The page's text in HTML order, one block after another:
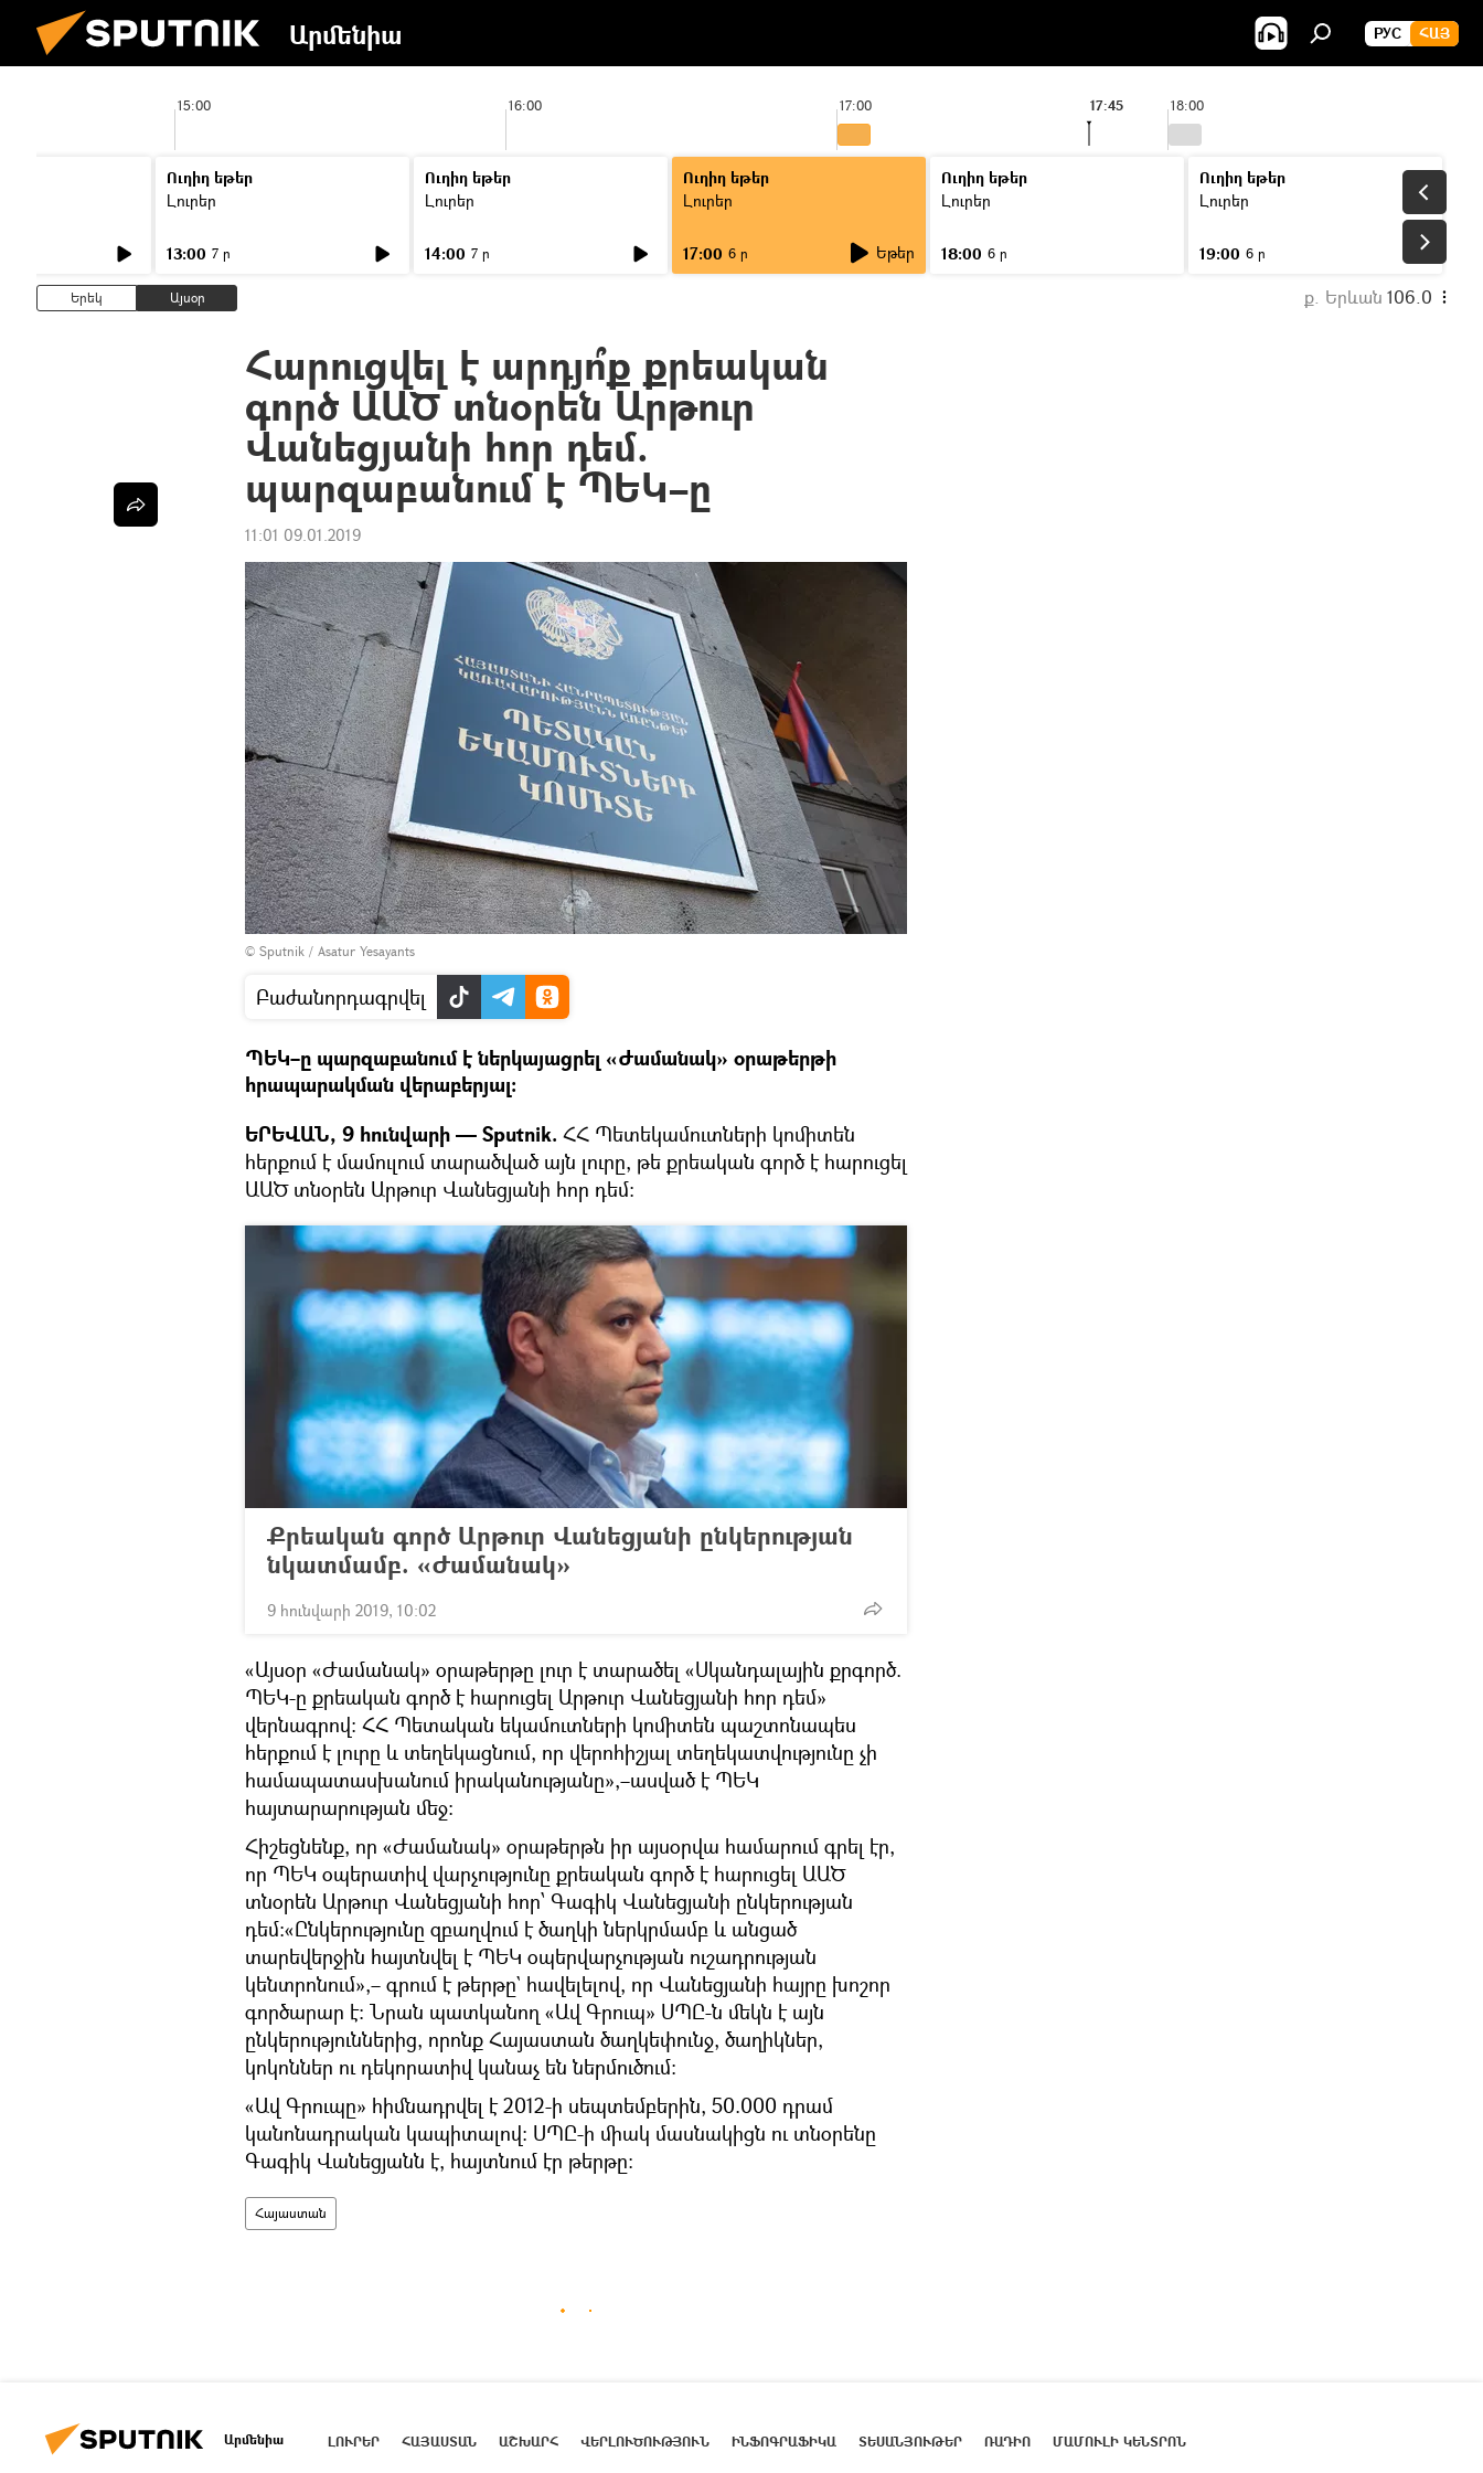
Արմենիա РУС ՀԱՅ
15:00 16:00 17:00 18:00
17:45
Ուղիղ եթեր
Լուրեր
13:00 7 ր
Ուղիղ եթեր
Լուրեր
14:00 7 ր
Ուղիղ եթեր
Լուրեր
17:00 6 ր Եթեր
Ուղիղ եթեր
Լուրեր
18:00 6 ր
Ուղիղ եթեր
Լուրեր
19:00 6 ր
Երեկ Այսօր ք. Երևան 106.0
Հարուցվել է արդյո՞ք քրեական
գործ ԱԱԾ տնօրեն Արթուր
Վանեցյանի հոր դեմ.
պարզաբանում է ՊԵԿ–ը
11:01 09.01.2019
© Sputnik / Asatur Yesayants
Բաժանորդագրվել
ՊԵԿ–ը պարզաբանում է ներկայացրել «Ժամանակ» օրաթերթի
հրապարակման վերաբերյալ։
ԵՐԵՎԱՆ, 9 հունվարի — Sputnik. ՀՀ Պետեկամուտների կոմիտեն
հերքում է մամուլում տարածված այն լուրը, թե քրեական գործ է հարուցել
ԱԱԾ տնօրեն Արթուր Վանեցյանի հոր դեմ։
Քրեական գործ Արթուր Վանեցյանի ընկերության
նկատմամբ. «Ժամանակ»
9 հունվարի 2019, 10:02
«Այսօր «Ժամանակ» օրաթերթը լուր է տարածել «Սկանդալային քրգործ.
ՊԵԿ-ը քրեական գործ է հարուցել Արթուր Վանեցյանի հոր դեմ»
վերնագրով: ՀՀ Պետական եկամուտների կոմիտեն պաշտոնապես
հերքում է լուրը և տեղեկացնում, որ վերոհիշյալ տեղեկատվությունը չի
համապատասխանում իրականությանը»,–ասված է ՊԵԿ
հայտարարության մեջ:
Հիշեցնենք, որ «Ժամանակ» օրաթերթն իր այսօրվա համարում գրել էր,
որ ՊԵԿ օպերատիվ վարչությունը քրեական գործ է հարուցել ԱԱԾ
տնօրեն Արթուր Վանեցյանի հոր՝ Գագիկ Վանեցյանի ընկերության
դեմ։«Ընկերությունը զբաղվում է ծաղկի ներկրմամբ և անցած
տարեվերջին հայտնվել է ՊԵԿ օպերվարչության ուշադրության
կենտրոնում»,– գրում է թերթը` հավելելով, որ Վանեցյանի հայրը խոշոր
գործարար է։ Նրան պատկանող «Ավ Գրուպ» ՍՊԸ-ն մեկն է այն
ընկերություններից, որոնք Հայաստան ծաղկեփունջ, ծաղիկներ,
կոկոններ ու դեկորատիվ կանաչ են ներմուծում:
«Ավ Գրուպը» հիմնադրվել է 2012-ի սեպտեմբերին, 50.000 դրամ
կանոնադրական կապիտալով։ ՍՊԸ-ի միակ մասնակիցն ու տնօրենը
Գագիկ Վանեցյանն է, հայտնում էր թերթը։
Հայաստան
Արմենիա ԼՈՒՐԵՐ ՀԱՅԱՍՏԱՆ ԱՇԽԱՐՀ ՎԵՐԼՈՒԾՈՒԹՅՈՒՆ ԻՆՖՈԳՐԱՖԻԿԱ ՏԵՍԱՆՅՈՒԹԵՐ ՌԱԴԻՈ ՄԱՄՈՒԼԻ ԿԵՆՏՐՈՆ